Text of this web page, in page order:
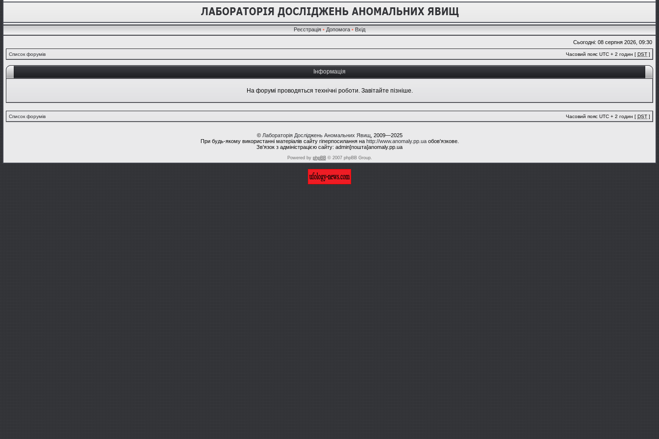
Реєстрація • Допомога • Вхід
Сьогодні: 08 серпня 2026, 09:30
Список форумів Часовий пояс UTC + 2 годин [ DST ]
Інформація
На форумі проводяться технічні роботи. Завітайте пізніше.
Список форумів Часовий пояс UTC + 2 годин [ DST ]
© Лабораторія Досліджень Аномальних Явищ , 2009—2025
При будь-якому використанні матеріалів сайту гіперпосилання на http://www.anomaly.pp.uaобов'язкове.
Зв'язок з адміністрацією сайту: admin[пошта]anomaly.pp.ua
Powered by phpBB© 2007 phpBB Group.